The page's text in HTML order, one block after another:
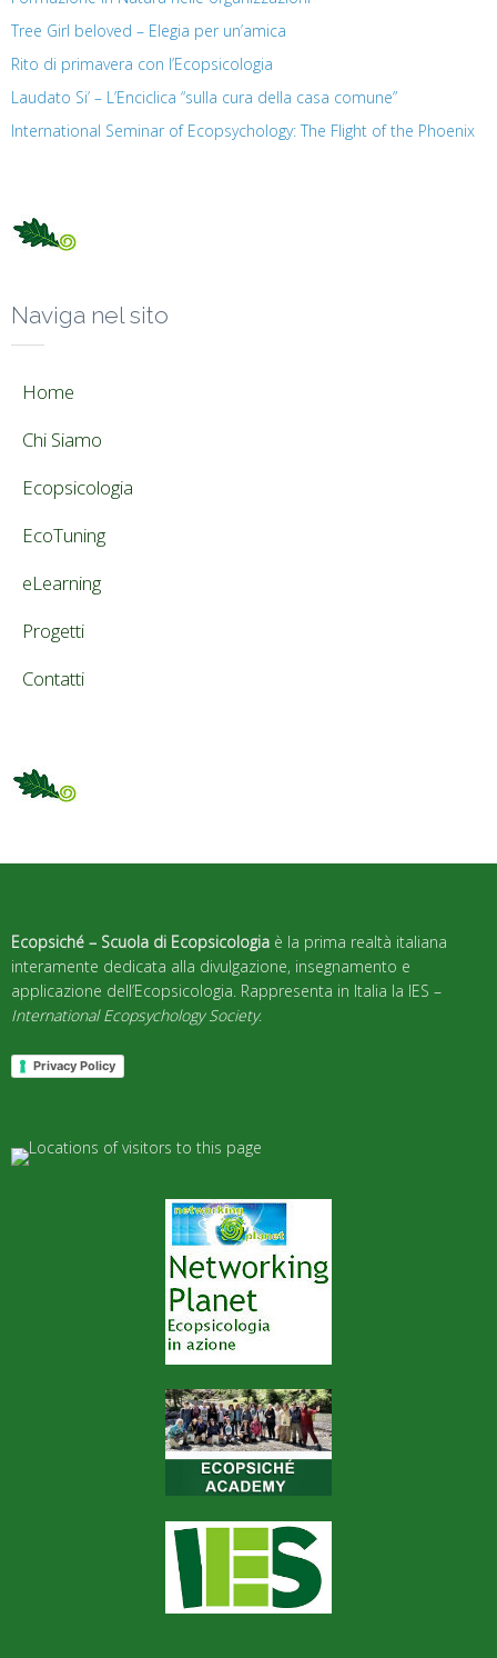
Tree Girl beloved – Elegia per un’amica
Rito di primavera con l’Ecopsicologia
Laudato Si’ – L’Enciclica “sulla cura della casa comune”
International Seminar of Ecopsychology: The Flight of the Phoenix
Naviga nel sito
Home
Chi Siamo
Ecopsicologia
EcoTuning
eLearning
Progetti
Contatti
Ecopsiché – Scuola di Ecopsicologia è la prima realtà italiana
interamente dedicata alla divulgazione, insegnamento e
applicazione dell’Ecopsicologia. Rappresenta in Italia la IES –
International Ecopsychology Society.
Privacy Policy